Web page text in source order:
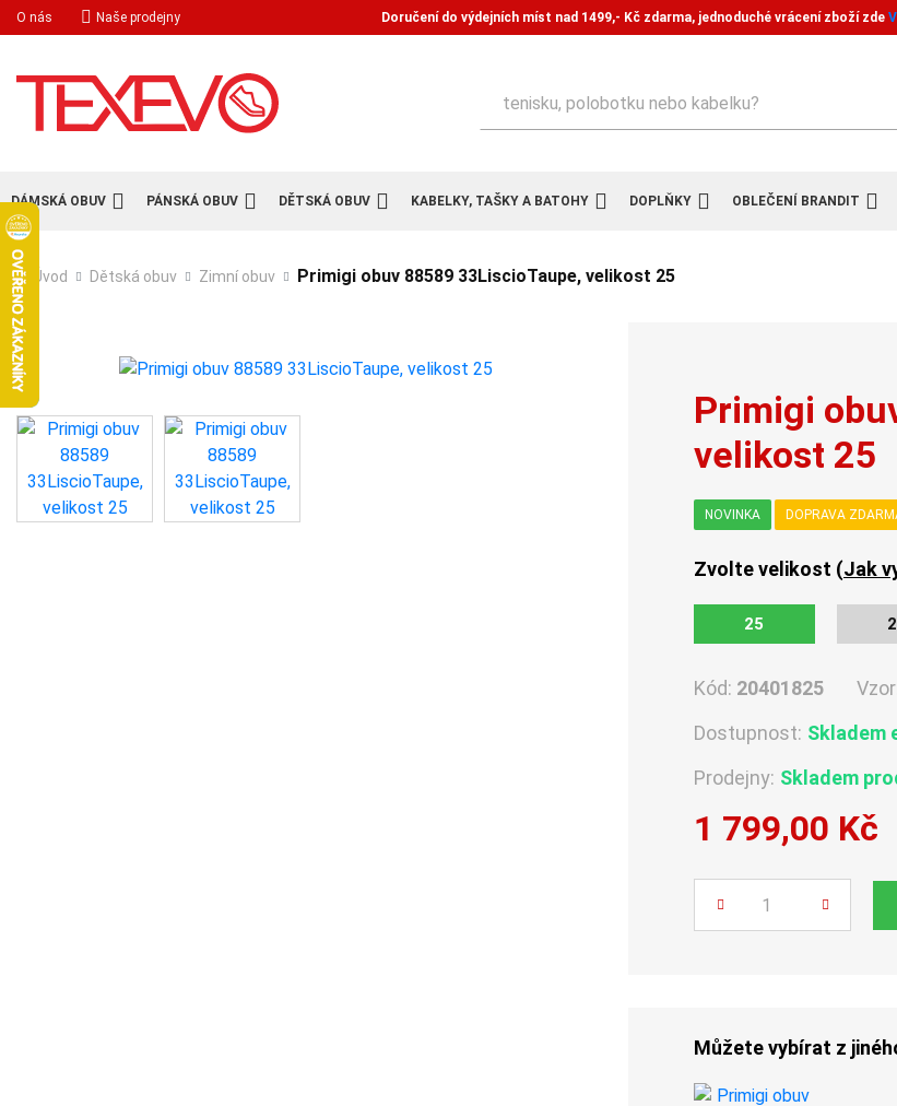
O nás Naše prodejny Doručení do výdejních míst nad 1499,- Kč zdarma, jednoduché vrácení zboží zde
DÁMSKÁ OBUV PÁNSKÁ OBUV DĚTSKÁ OBUV KABELKY, TAŠKY A BATOHY DOPLŇKY OBLEČENÍ BRANDIT
Úvod Dětská obuv Zimní obuv Primigi obuv 88589 33LiscioTaupe, velikost 25
Primigi
velikost 25
NOVINKA DOPRAVA
Zvolte velikost (Jak
25
Kód: 20401825
Dostupnost: Skladem
Prodejny: Skladem
1 799,00 Kč
Můžete vybírat z